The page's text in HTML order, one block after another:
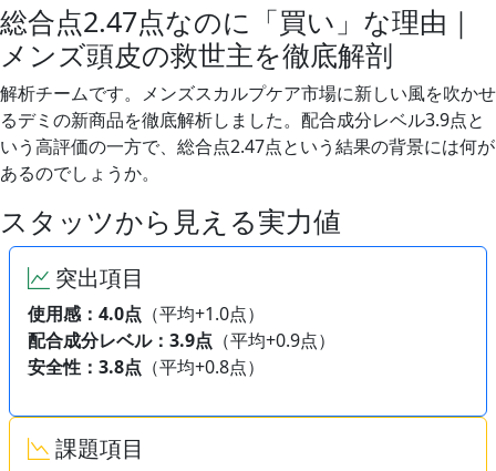
総合点2.47点なのに「買い」な理由｜
メンズ頭皮の救世主を徹底解剖
解析チームです。メンズスカルプケア市場に新しい風を吹かせ
るデミの新商品を徹底解析しました。配合成分レベル3.9点と
いう高評価の一方で、総合点2.47点という結果の背景には何が
あるのでしょうか。
スタッツから見える実力値
突出項目
使用感：4.0点 （平均+1.0点）
配合成分レベル：3.9点 （平均+0.9点）
安全性：3.8点 （平均+0.8点）
課題項目